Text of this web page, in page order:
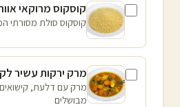
קוסקוס מרוקאי
קוסקוס סולת מסורתי
מרק ירקות עשיר
מרק עם דלעת, קישואים,
מבושלים